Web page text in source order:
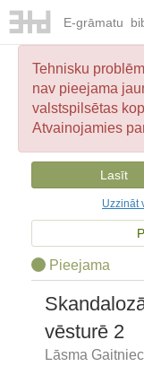
E-grāmatu
Tehnisku
nav pieejama
valstspilsētas
Atvainojamies
Lasīt
Uzzināt
Pieejama
vēsturē 2
Lāsma